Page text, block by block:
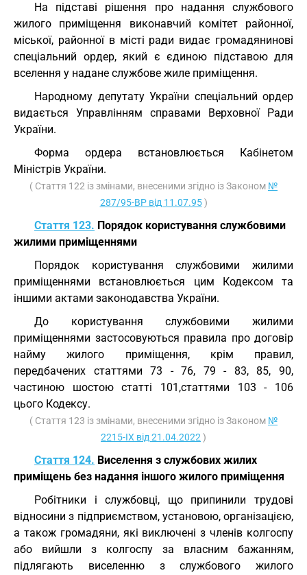
На підставі рішення про надання службового
жилого приміщення виконавчий комітет районної,
міської, районної в місті ради видає громадянинові
спеціальний ордер, який є єдиною підставою для
вселення у надане службове жиле приміщення.
Народному депутату України спеціальний ордер
видається Управлінням справами Верховної Ради
України.
Форма ордера встановлюється Кабінетом
Міністрів України.
( Стаття 122 із змінами, внесеними згідно із Законом №
287/95-ВР від 11.07.95)
Стаття 123. Порядок користування службовими
жилими приміщеннями
Порядок користування службовими жилими
приміщеннями встановлюється цим Кодексом та
іншими актами законодавства України.
До користування службовими жилими
приміщеннями застосовуються правила про договір
найму жилого приміщення, крім правил,
передбачених статтями 73 - 76, 79 - 83, 85, 90,
частиною шостою статті 101,статтями 103 - 106
цього Кодексу.
( Стаття 123 із змінами, внесеними згідно із Законом №
2215-IX від 21.04.2022 )
Стаття 124. Виселення з службових жилих
приміщень без надання іншого жилого приміщення
Робітники і службовці, що припинили трудові
відносини з підприємством, установою, організацією,
а також громадяни, які виключені з членів колгоспу
або вийшли з колгоспу за власним бажанням,
підлягають виселенню з службового жилого